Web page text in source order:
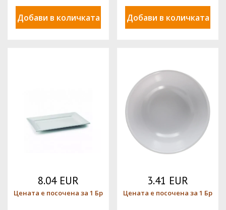
Добави в количката Добави в количката
8.04 EUR
Цената е посочена за 1 Бр
3.41 EUR
Цената е посочена за 1 Бр